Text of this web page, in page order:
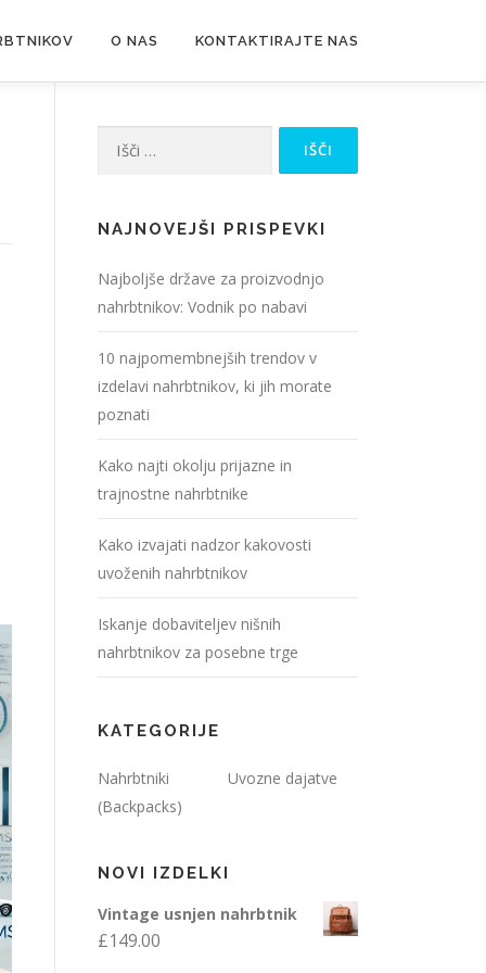
O NAS KONTAKTIRAJTE NAS
Išči:
NAJNOVEJŠI PRISPEVKI
Najboljše države za proizvodnjo
nahrbtnikov: Vodnik po nabavi
10 najpomembnejših trendov v
izdelavi nahrbtnikov, ki jih morate
poznati
Kako najti okolju prijazne in
trajnostne nahrbtnike
Kako izvajati nadzor kakovosti
uvoženih nahrbtnikov
Iskanje dobaviteljev nišnih
nahrbtnikov za posebne trge
KATEGORIJE
Nahrbtniki
(Backpacks)
Uvozne dajatve
NOVI IZDELKI
Vintage usnjen nahrbtnik
£149.00